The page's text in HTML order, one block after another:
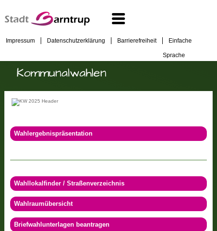
Impressum Datenschutzerklärung Barrierefreiheit Einfache
Sprache
Kommunalwahlen
Wahlergebnispräsentation
Wahllokalfinder / Straßenverzeichnis
Wahlraumübersicht
Briefwahlunterlagen beantragen